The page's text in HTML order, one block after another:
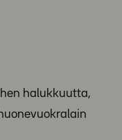
halukkuutta,